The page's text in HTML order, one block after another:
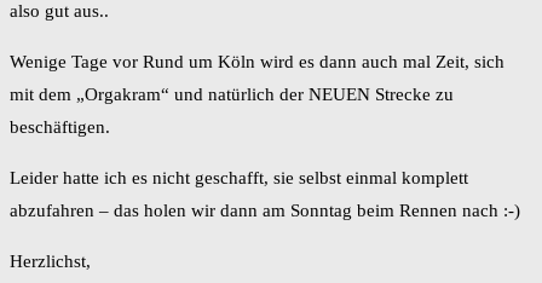
also gut aus..
Wenige Tage vor Rund um Köln wird es dann auch mal Zeit, sich
mit dem „Orgakram“ und natürlich der NEUEN Strecke zu
beschäftigen.
Leider hatte ich es nicht geschafft, sie selbst einmal komplett
abzufahren – das holen wir dann am Sonntag beim Rennen nach :-)
Herzlichst,